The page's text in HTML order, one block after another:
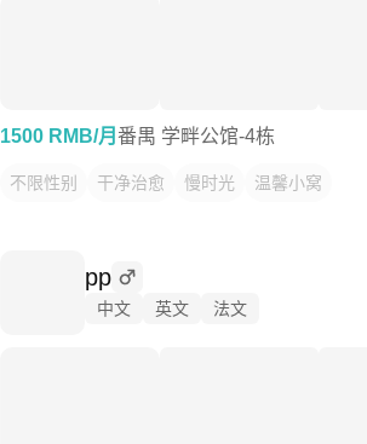
1500 RMB/月 番禺 学畔公馆-4栋
不限性别 干净治愈 慢时光 温馨小窝
pp
中文 英文 法文